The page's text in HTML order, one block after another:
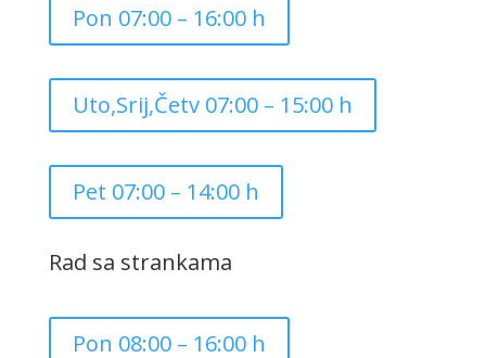
Pon 07:00 – 16:00 h
Uto,Srij,Četv 07:00 – 15:00 h
Pet 07:00 – 14:00 h
Rad sa strankama
Pon 08:00 – 16:00 h